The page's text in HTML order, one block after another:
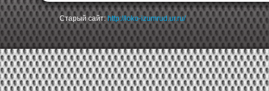
Старый сайт:http://loko-izumrud.ur.ru/